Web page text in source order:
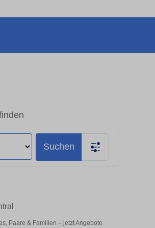
Suchen
Paare & Familien – jetzt Angebote